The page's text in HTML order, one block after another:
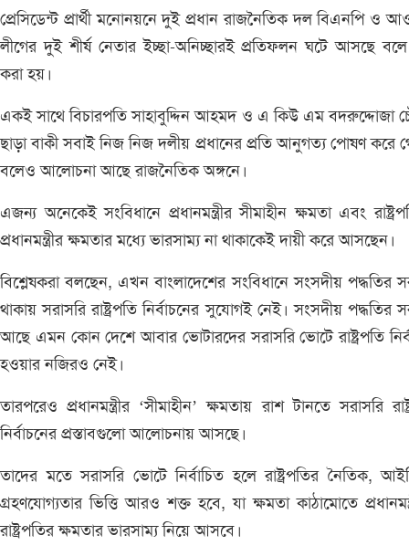
প্রেসিডেন্ট প্রার্থী মনোনয়নে দুই প্রধান রাজনৈতিক দল বিএনপি ও
লীগের দুই শীর্ষ নেতার ইচ্ছা-অনিচ্ছারই প্রতিফলন ঘটে আসছে
করা হয়।
একই সাথে বিচারপতি সাহাবুদ্দিন আহমদ ও এ কিউ এম বদরুদ্দোজা
ছাড়া বাকী সবাই নিজ নিজ দলীয় প্রধানের প্রতি আনুগত্য পোষণ করে
বলেও আলোচনা আছে রাজনৈতিক অঙ্গনে।
এজন্য অনেকেই সংবিধানে প্রধানমন্ত্রীর সীমাহীন ক্ষমতা এবং
প্রধানমন্ত্রীর ক্ষমতার মধ্যে ভারসাম্য না থাকাকেই দায়ী করে আসছেন।
বিশ্লেষকরা বলছেন, এখন বাংলাদেশের সংবিধানে সংসদীয় পদ্ধতির
থাকায় সরাসরি রাষ্ট্রপতি নির্বাচনের সুযোগই নেই। সংসদীয় পদ্ধতির
আছে এমন কোন দেশে আবার ভোটারদের সরাসরি ভোটে রাষ্ট্রপতি
হওয়ার নজিরও নেই।
তারপরেও প্রধানমন্ত্রীর ‘সীমাহীন’ ক্ষমতায় রাশ টানতে সরাসরি
নির্বাচনের প্রস্তাবগুলো আলোচনায় আসছে।
তাদের মতে সরাসরি ভোটে নির্বাচিত হলে রাষ্ট্রপতির নৈতিক,
গ্রহণযোগ্যতার ভিত্তি আরও শক্ত হবে, যা ক্ষমতা কাঠামোতে
রাষ্ট্রপতির ক্ষমতার ভারসাম্য নিয়ে আসবে।